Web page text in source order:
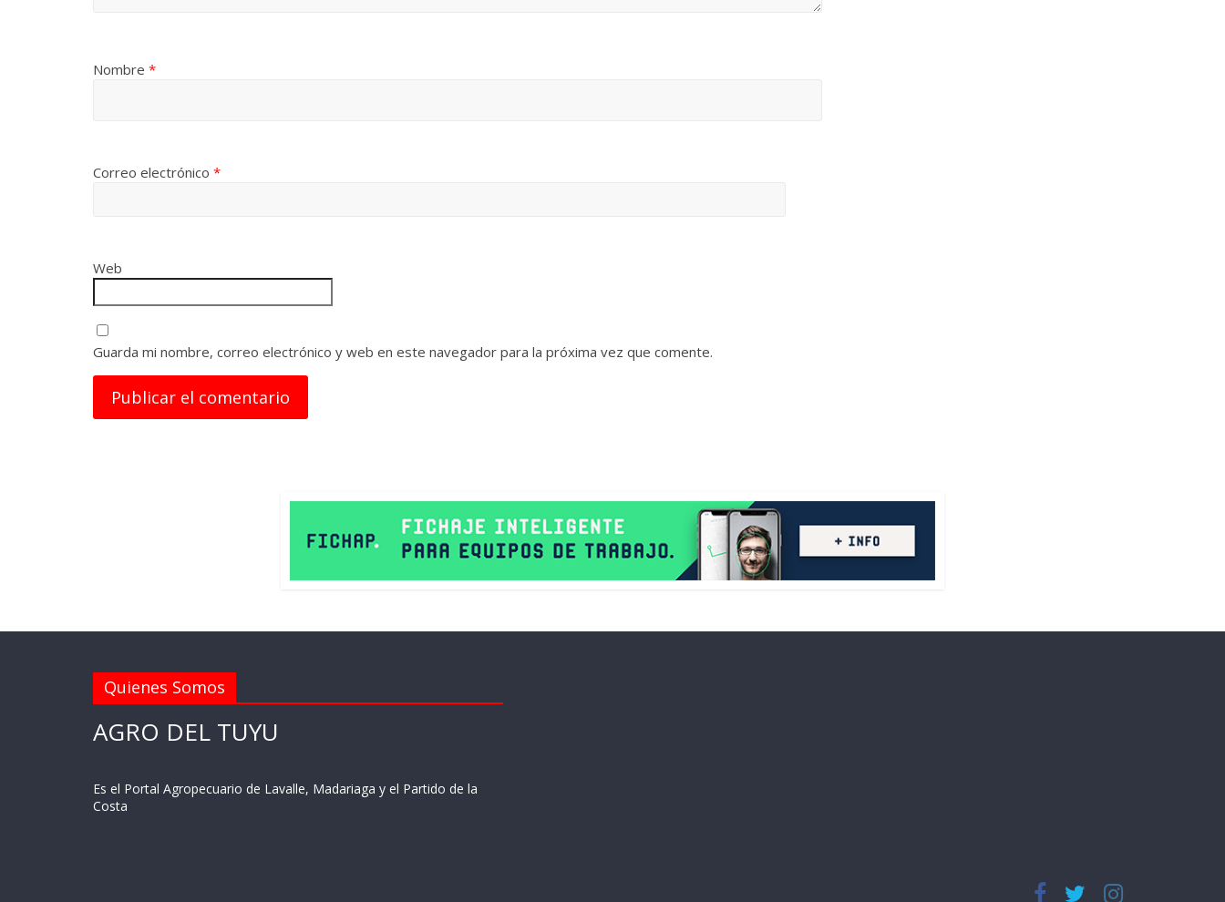
Nombre *
Correo electrónico *
Web
Guarda mi nombre, correo electrónico y web en este navegador para la próxima vez que comente.
Quienes Somos
AGRO DEL TUYU
Es el Portal Agropecuario de Lavalle, Madariaga y el Partido de la
Costa